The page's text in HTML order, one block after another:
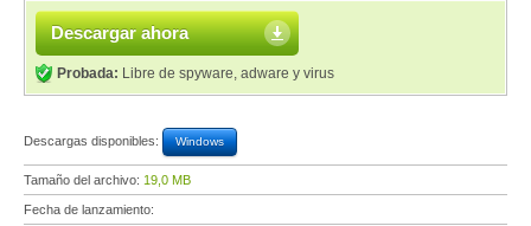
Descargar ahora
Probada: Libre de spyware, adware y virus
Descargas disponibles: Windows
Tamaño del archivo: 19,0 MB
Fecha de lanzamiento: